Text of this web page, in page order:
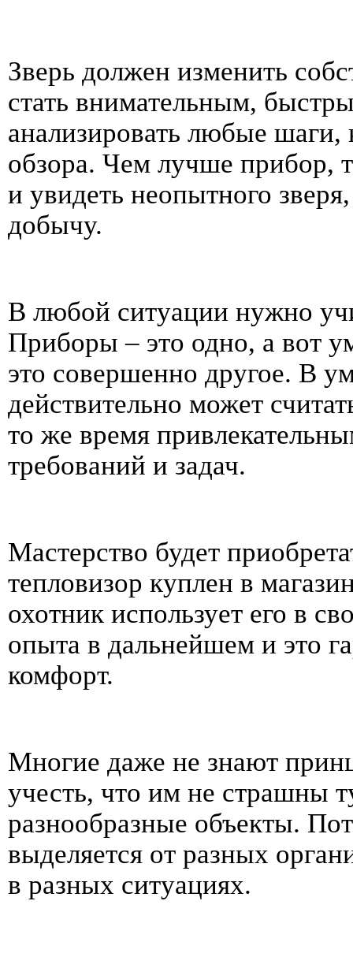
Зверь должен изменить
стать внимательным,
анализировать любые шаги,
обзора. Чем лучше прибор,
и увидеть неопытного
добычу.
В любой ситуации нужно
Приборы – это одно, а вот
это совершенно другое. В
действительно может
то же время
требований и задач.
Мастерство будет
тепловизор куплен в
охотник использует его в
опыта в дальнейшем и это
комфорт.
Многие даже не знают
учесть, что им не страшны
разнообразные объекты.
выделяется от разных
в разных ситуациях.